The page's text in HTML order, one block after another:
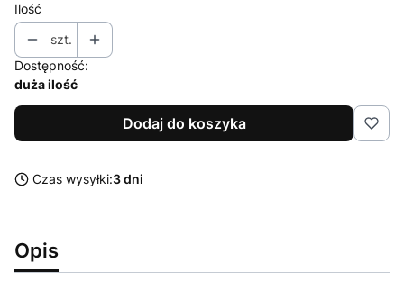
Ilość
szt.
Dostępność:
duża ilość
Dodaj do koszyka
Czas wysyłki:3 dni
Opis